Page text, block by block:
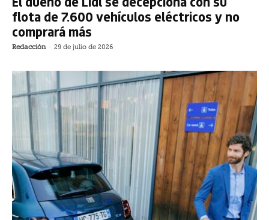
flota de 7.600 vehículos eléctricos y no
comprará más
Redacción - 29 de julio de 2026